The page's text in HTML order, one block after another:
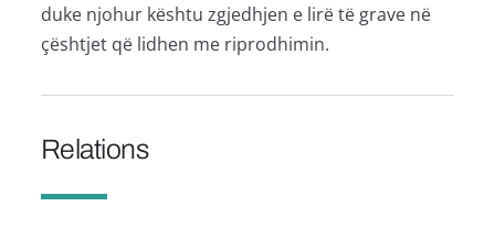
duke njohur kështu zgjedhjen e lirë të grave në
çështjet që lidhen me riprodhimin.
Relations